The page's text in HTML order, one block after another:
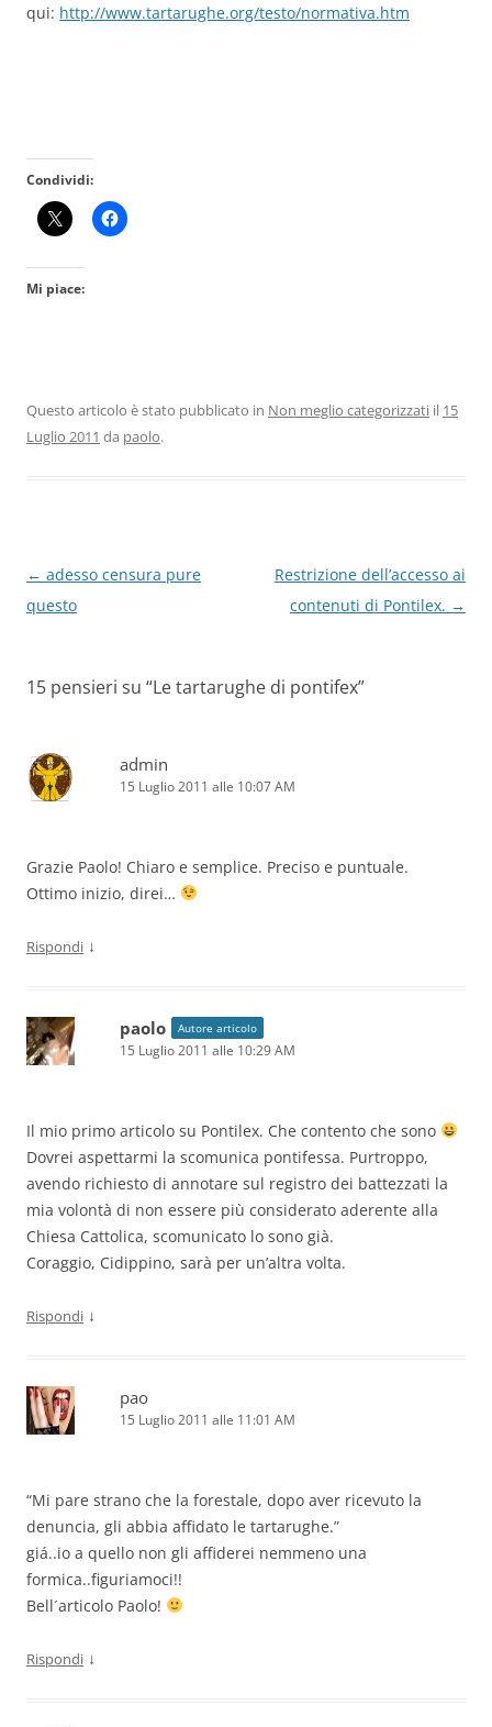
qui: http://www.tartarughe.org/testo/normativa.htm
Condividi:
Mi piace:
Questo articolo è stato pubblicato in Non meglio categorizzati il 15
Luglio 2011 da paolo.
Navigazione
articolo
← adesso censura pure
questo
Restrizione dell’accesso ai
contenuti di Pontilex. →
15 pensieri su “Le tartarughe di pontifex”
admin
15 Luglio 2011 alle 10:07 AM
Grazie Paolo! Chiaro e semplice. Preciso e puntuale.
Ottimo inizio, direi…
Rispondi ↓
paolo Autore articolo
15 Luglio 2011 alle 10:29 AM
Il mio primo articolo su Pontilex. Che contento che sono
Dovrei aspettarmi la scomunica pontifessa. Purtroppo,
avendo richiesto di annotare sul registro dei battezzati la
mia volontà di non essere più considerato aderente alla
Chiesa Cattolica, scomunicato lo sono già.
Coraggio, Cidippino, sarà per un’altra volta.
Rispondi ↓
pao
15 Luglio 2011 alle 11:01 AM
“Mi pare strano che la forestale, dopo aver ricevuto la
denuncia, gli abbia affidato le tartarughe.”
giá..io a quello non gli affiderei nemmeno una
formica..figuriamoci!!
Bell´articolo Paolo!
Rispondi ↓